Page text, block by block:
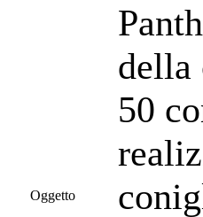
Oggetto
della
50